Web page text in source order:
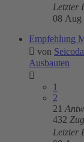
Letzter
08 Aug
Empfehlung
von
Ausbauten
1
2
21
432
Letzter